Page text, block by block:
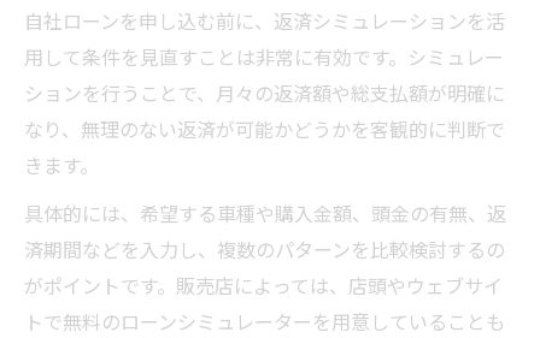
自社ローンを申し込む前に、返済シミュレーションを活
用して条件を見直すことは非常に有効です。シミュレー
ションを行うことで、月々の返済額や総支払額が明確に
なり、無理のない返済が可能かどうかを客観的に判断で
きます。
具体的には、希望する車種や購入金額、頭金の有無、返
済期間などを入力し、複数のパターンを比較検討するの
がポイントです。販売店によっては、店頭やウェブサイ
トで無料のローンシミュレーターを用意していることも